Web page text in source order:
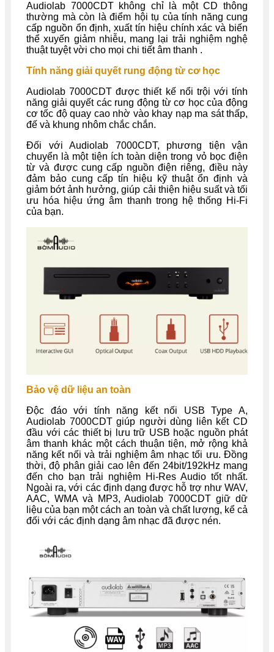
Audiolab 7000CDT không chỉ là một CD thông
thường mà còn là điểm hội tụ của tính năng cung
cấp nguồn ổn định, xuất tín hiệu chính xác và biến
thể xuyến giảm nhiễu, mang lại trải nghiệm nghệ
thuật tuyệt vời cho mọi chi tiết âm thanh .
Tính năng giải quyết rung động từ cơ học
Audiolab 7000CDT được thiết kế nổi trội với tính
năng giải quyết các rung động từ cơ học của động
cơ tốc độ quay cao nhờ vào khay nạp ma sát thấp,
đế và khung nhôm chắc chắn.
Đối với Audiolab 7000CDT, phương tiện vận
chuyển là một tiện ích toàn diện trong vỏ bọc điện
từ và được cung cấp nguồn điện riêng, điều này
đảm bảo cung cấp tín hiệu kỹ thuật ổn định và
giảm bớt ảnh hưởng, giúp cải thiện hiệu suất và tối
ưu hóa hiệu ứng âm thanh trong hệ thống Hi-Fi
của bạn.
Bảo vệ dữ liệu an toàn
Độc đáo với tính năng kết nối USB Type A,
Audiolab 7000CDT giúp người dùng liên kết CD
đầu với các thiết bị lưu trữ USB hoặc nguồn phát
âm thanh khác một cách thuận tiện, mở rộng khả
năng kết nối và trải nghiệm âm nhạc tối ưu. Đồng
thời, độ phân giải cao lên đến 24bit/192kHz mang
đến cho bạn trải nghiệm Hi-Res Audio tốt nhất.
Ngoài ra, với các định dạng được hỗ trợ như WAV,
AAC, WMA và MP3, Audiolab 7000CDT giữ dữ
liệu của bạn một cách an toàn và chất lượng, kể cả
đối với các định dạng âm nhạc đã được nén.